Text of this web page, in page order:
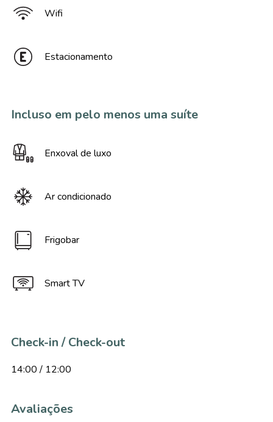
Wifi
Estacionamento
Incluso em pelo menos uma suíte
Enxoval de luxo
Ar condicionado
Frigobar
Smart TV
Check-in / Check-out
14:00 / 12:00
Avaliações